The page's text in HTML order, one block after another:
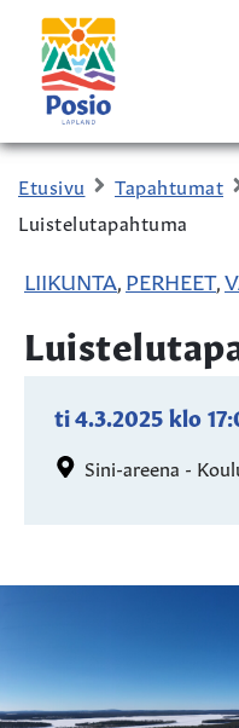
Siirry sisältöön
Kaupungin
logo
Etusivu Tapahtumat
Luistelutapahtuma
LIIKUNTA PERHEET,
ti 4.3.2025klo
Sini-areena -